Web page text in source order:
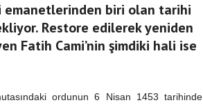
emanetlerinden biri olan tarihi
Restore edilerek yeniden
Fatih Cami’nin şimdiki hali ise
ordunun 6 Nisan 1453 tarihinde